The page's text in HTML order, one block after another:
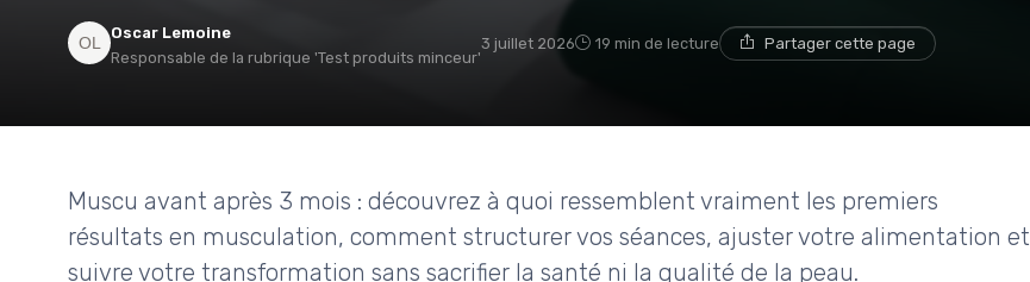
Oscar Lemoine
Responsable de la rubrique 'Test produits minceur'
3 juillet 2026 19 min de lecture Partager cette page
Muscu avant après 3 mois : découvrez à quoi ressemblent vraiment les premiers
résultats en musculation, comment structurer vos séances, ajuster votre alimentation et
suivre votre transformation sans sacrifier la santé ni la qualité de la peau.